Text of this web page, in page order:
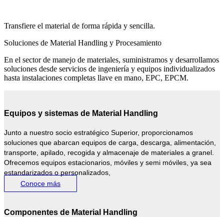
Transfiere el material de forma rápida y sencilla.
Soluciones de Material Handling y Procesamiento
​En el sector de manejo de materiales, suministramos y desarrollamos
soluciones desde servicios de ingeniería y equipos individualizados
hasta instalaciones completas llave en mano, EPC, EPCM.
Equipos y sistemas de Material Handling
Junto a nuestro socio estratégico Superior, proporcionamos
soluciones que abarcan equipos de carga, descarga, alimentación,
transporte, apilado, recogida y almacenaje de materiales a granel.
Ofrecemos equipos estacionarios, móviles y semi móviles, ya sea
estandarizados o personalizados,
Conoce más
Componentes de Material Handling